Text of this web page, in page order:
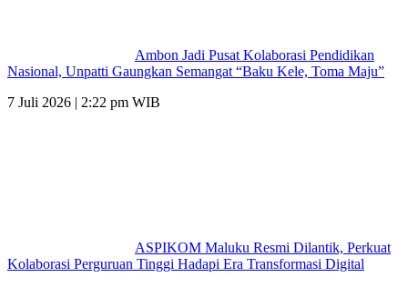
Ambon Jadi Pusat Kolaborasi Pendidikan
Nasional, Unpatti Gaungkan Semangat “Baku Kele, Toma Maju”
7 Juli 2026 | 2:22 pm WIB
ASPIKOM Maluku Resmi Dilantik, Perkuat
Kolaborasi Perguruan Tinggi Hadapi Era Transformasi Digital